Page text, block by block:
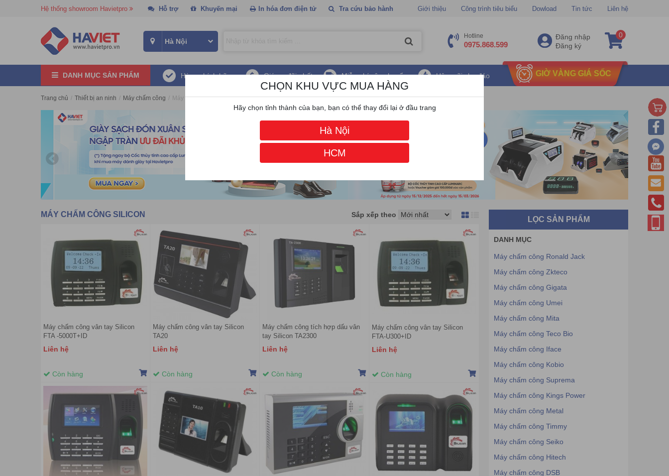
Hệ thống showroom Havietpro Hỗ trợ Khuyến mại In hóa đơn điện tử Tra cứu bảo hành Giới thiệu Công trình tiêu biểu Dowload Tin tức Liên hệ
Hotline
0975.868.599
Đăng nhập
Đăng ký
0
DANH MỤC SẢN PHẨM Hàng chính hãng Giá ưu đãi nhất Miễn phí vận chuyển Hậu mãi chu đáo GIỜ VÀNG GIÁ SỐC
Trang chủ / Thiết bị an ninh / Máy chấm công / Máy chấm công Silicon
MÁY CHẤM CÔNG SILICON Sắp xếp theo
Máy chấm công vân tay Silicon
FTA -5000T+ID
Liên hệ
Còn hàng
Máy chấm công vân tay Silicon
TA20
Liên hệ
Còn hàng
Máy chấm công tích hợp dấu vân
tay Silicon TA2300
Liên hệ
Còn hàng
Máy chấm công vân tay Silicon
FTA-U300+ID
Liên hệ
Còn hàng
LỌC SẢN PHẨM
DANH MỤC
Máy chấm công Ronald Jack
Máy chấm công Zkteco
Máy chấm công Gigata
Máy chấm công Umei
Máy chấm công Mita
Máy chấm công Teco Bio
Máy chấm công Iface
Máy chấm công Kobio
Máy chấm công Suprema
Máy chấm công Kings Power
Máy chấm công Metal
Máy chấm công Timmy
Máy chấm công Seiko
Máy chấm công Hitech
Máy chấm công DSB
CHỌN KHU VỰC MUA HÀNG
Hãy chọn tỉnh thành của bạn, bạn có thể thay đổi lại ở đầu trang
Hà Nội
HCM